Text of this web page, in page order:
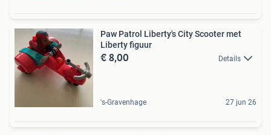
Paw Patrol Liberty's City Scooter met
Liberty figuur
€ 8,00 Details
's-Gravenhage 27 jun 26